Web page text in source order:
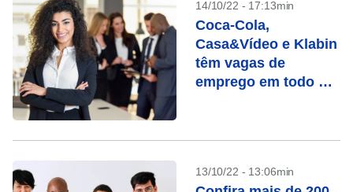
14/10/22 - 17:13min
Coca-Cola,
Casa&Vídeo e Klabin
têm vagas de
emprego em todo o
13/10/22 - 13:06min